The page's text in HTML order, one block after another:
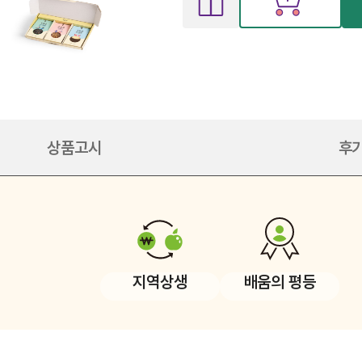
상품고시 후
지역상생 배움의 평등